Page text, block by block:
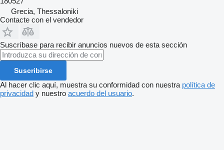
Grecia, Thessaloniki
Contacte con el vendedor
Suscríbase para recibir anuncios nuevos de esta sección
Suscribirse
Al hacer clic aquí, muestra su conformidad con nuestra política de
privacidad y nuestro acuerdo del usuario.